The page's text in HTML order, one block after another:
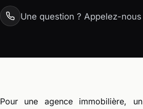
Une question ? Appelez-nous
Pour une agence immobilière,